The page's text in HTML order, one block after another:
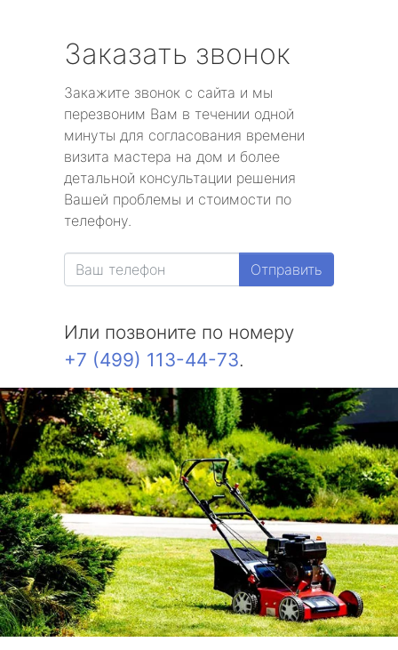
Заказать звонок
Закажите звонок с сайта и мы
перезвоним Вам в течении одной
минуты для согласования времени
визита мастера на дом и более
детальной консультации решения
Вашей проблемы и стоимости по
телефону.
Отправить
Или позвоните по номеру
+7 (499) 113-44-73.